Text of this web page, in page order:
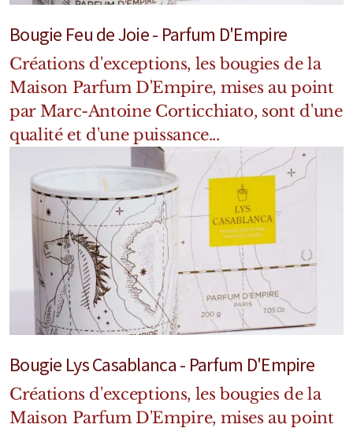
Bougie Feu de Joie - Parfum D'Empire
Créations d'exceptions, les bougies de la
Maison Parfum D'Empire, mises au point
par Marc-Antoine Corticchiato, sont d'une
qualité et d'une puissance...
Bougie Lys Casablanca - Parfum D'Empire
Créations d'exceptions, les bougies de la
Maison Parfum D'Empire, mises au point
Sam William
Marques Néerlandaises
Pure Distance
Marques Anglaises
Clive Christian
Marques Argentines
Altaia
Pour Lui
Pour Elle